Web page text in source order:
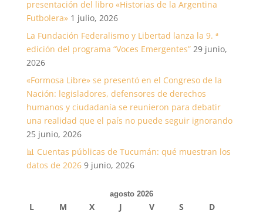
presentación del libro «Historias de la Argentina
Futbolera» 1 julio, 2026
La Fundación Federalismo y Libertad lanza la 9. ª
edición del programa “Voces Emergentes” 29 junio,
2026
«Formosa Libre» se presentó en el Congreso de la
Nación: legisladores, defensores de derechos
humanos y ciudadanía se reunieron para debatir
una realidad que el país no puede seguir ignorando
25 junio, 2026
📊 Cuentas públicas de Tucumán: qué muestran los
datos de 2026 9 junio, 2026
agosto 2026
L M X J V S
D